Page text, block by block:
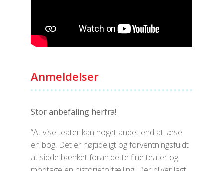
Anmeldelser
Stor anbefaling herfra!
“At vise teater kan noget andet end at læse
en bog. Det er højtideligt og forventningsfuldt
at sidde bænket foran dette fine teater og